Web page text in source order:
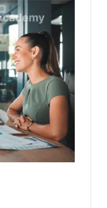
du 30